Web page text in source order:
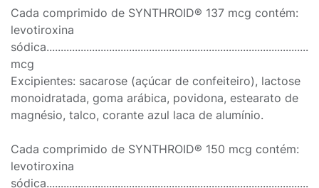
Cada comprimido de SYNTHROID® 137 mcg contém:
levotiroxina
mcg
Excipientes: sacarose (açúcar de confeiteiro), lactose
monoidratada, goma arábica, povidona, estearato de
magnésio, talco, corante azul laca de alumínio.
Cada comprimido de SYNTHROID® 150 mcg contém:
levotiroxina